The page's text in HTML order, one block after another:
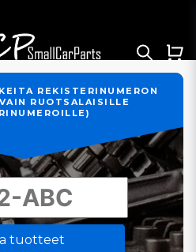
REKISTERINUMERON
RUOTSALAISILLE
tuotteet